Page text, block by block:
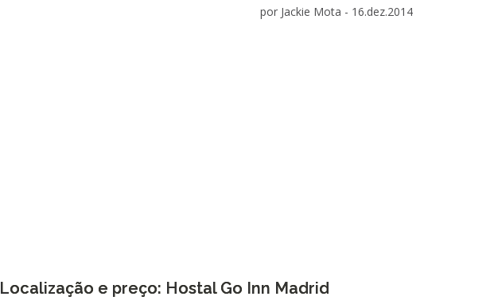
por Jackie Mota - 16.dez.2014
Localização e preço: Hostal Go Inn Madrid